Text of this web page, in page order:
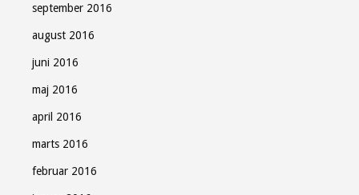
september 2016
august 2016
juni 2016
maj 2016
april 2016
marts 2016
februar 2016